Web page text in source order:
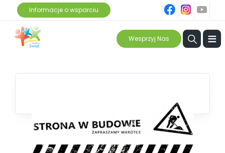
Informacje o wsparciu
ins
Wesprzyj Nas ≡